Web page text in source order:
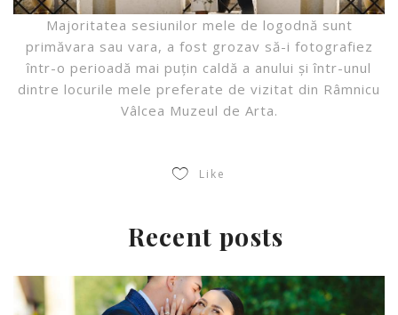
Majoritatea sesiunilor mele de logodnă sunt
primăvara sau vara, a fost grozav să-i fotografiez
într-o perioadă mai puțin caldă a anului și într-unul
dintre locurile mele preferate de vizitat din Râmnicu
Vâlcea Muzeul de Arta.
Like
Recent posts